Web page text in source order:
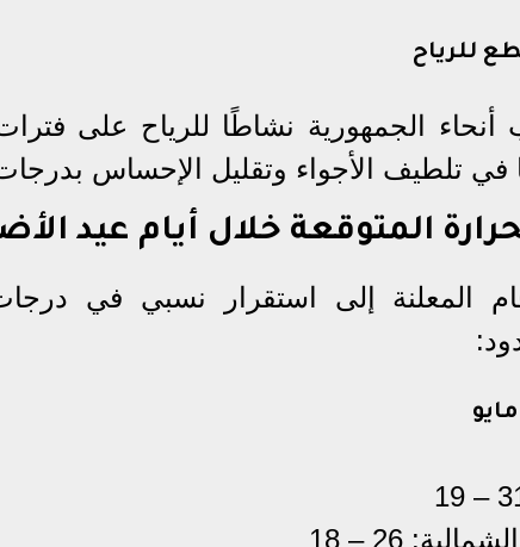
للرياح
أنحاء الجمهورية نشاطًا للرياح على
في تلطيف الأجواء وتقليل الإحساس
المتوقعة خلال أيام عيد
المعلنة إلى استقرار نسبي في
26 – 18